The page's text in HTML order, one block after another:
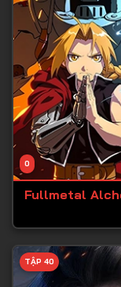
0
Fullmetal
TẬP 40